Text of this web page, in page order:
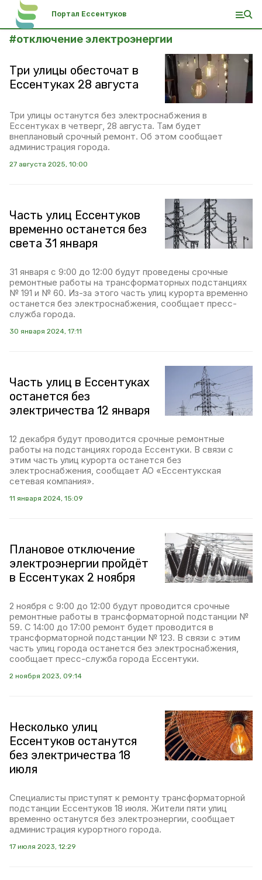
Портал Ессентуков
#отключение электроэнергии
Три улицы обесточат в
Ессентуках 28 августа
Три улицы останутся без электроснабжения в
Ессентуках в четверг, 28 августа. Там будет
внеплановый срочный ремонт. Об этом сообщает
администрация города.
27 августа 2025, 10:00
Часть улиц Ессентуков
временно останется без
света 31 января
31 января с 9:00 до 12:00 будут проведены срочные
ремонтные работы на трансформаторных подстанциях
№ 191 и № 60. Из-за этого часть улиц курорта временно
останется без электроснабжения, сообщает пресс-
служба города.
30 января 2024, 17:11
Часть улиц в Ессентуках
останется без
электричества 12 января
12 декабря будут проводится срочные ремонтные
работы на подстанциях города Ессентуки. В связи с
этим часть улиц курорта останется без
электроснабжения, сообщает АО «Ессентукская
сетевая компания».
11 января 2024, 15:09
Плановое отключение
электроэнергии пройдёт
в Ессентуках 2 ноября
2 ноября с 9:00 до 12:00 будут проводится срочные
ремонтные работы в трансформаторной подстанции №
59. С 14:00 до 17:00 ремонт будет проводится в
трансформаторной подстанции № 123. В связи с этим
часть улиц города останется без электроснабжения,
сообщает пресс-служба города Ессентуки.
2 ноября 2023, 09:14
Несколько улиц
Ессентуков останутся
без электричества 18
июля
Специалисты приступят к ремонту трансформаторной
подстанции Ессентуков 18 июля. Жители пяти улиц
временно останутся без электроэнергии, сообщает
администрация курортного города.
17 июля 2023, 12:29